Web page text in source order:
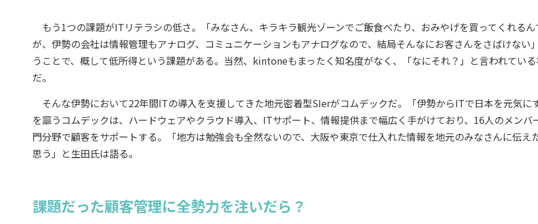
もう1つの課題がITリテラシの低さ。「みなさん、キラキラ観光ゾーンでご飯食べたり、おみやげを買ってくれるん
が、伊勢の会社は情報管理もアナログ、コミュニケーションもアナログなので、結局そんなにお客さんをさばけない
うことで、概して低所得という課題がある。当然、kintoneもまったく知名度がなく、「なにそれ？」と言われてい
だ。
そんな伊勢において22年間ITの導入を支援してきた地元密着型SIerがコムデックだ。「伊勢からITで日本を元気に
を謳うコムデックは、ハードウェアやクラウド導入、ITサポート、情報提供まで幅広く手がけており、16人のメンバ
門分野で顧客をサポートする。「地方は勉強会も全然ないので、大阪や東京で仕入れた情報を地元のみなさんに伝え
思う」と生田氏は語る。
課題だった顧客管理に全勢力を注いだら？